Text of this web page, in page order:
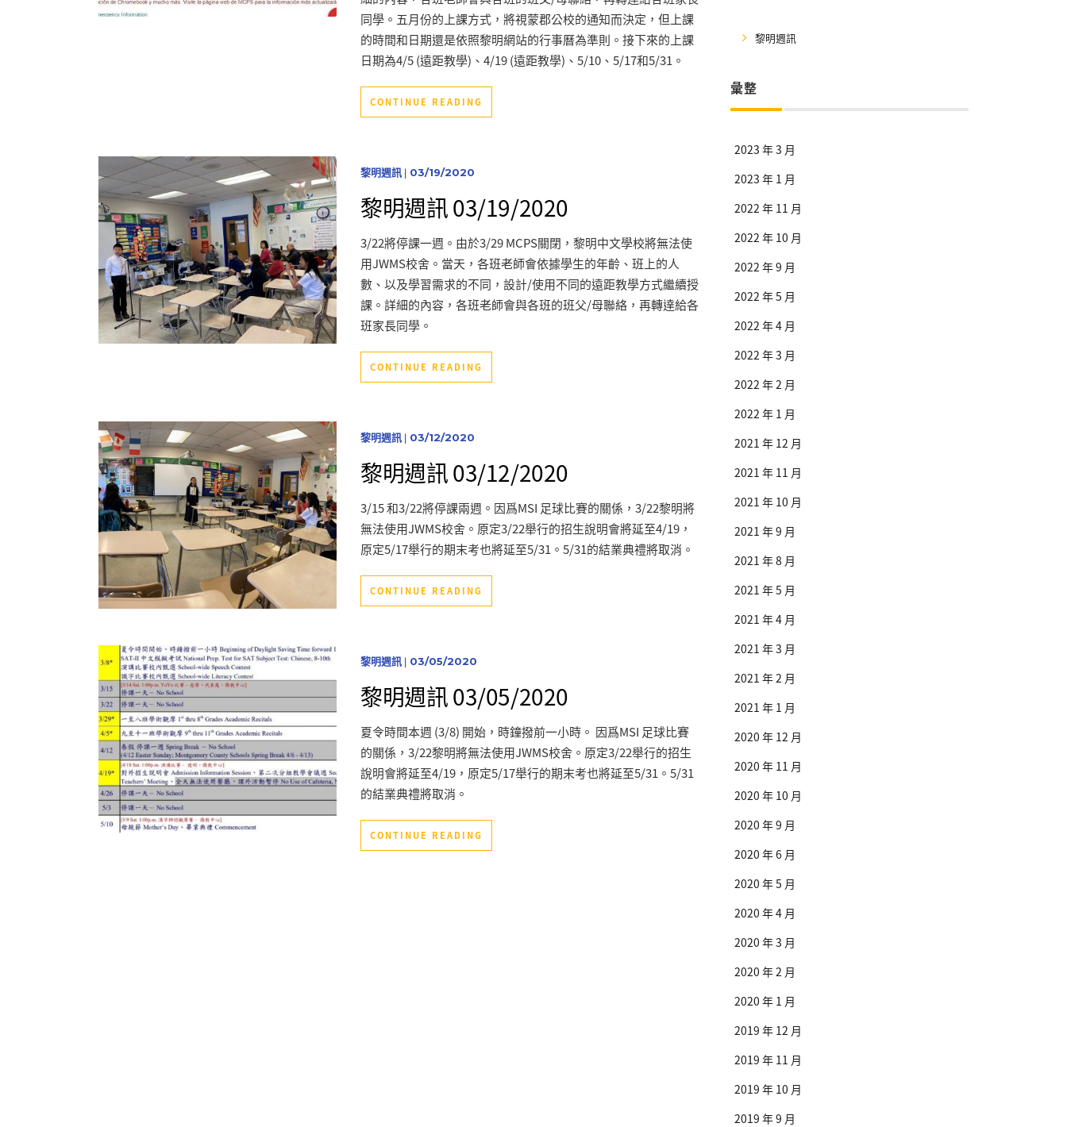
同學。五月份的上課方式，將視蒙郡公校的通知而決定，但上課
的時間和日期還是依照黎明網站的行事曆為準則。接下來的上課
日期為4/5 (遠距教學)、4/19 (遠距教學)、5/10、5/17和5/31。
CONTINUE READING
黎明週訊 | 03/19/2020
黎明週訊 03/19/2020
3/22將停課一週。由於3/29 MCPS關閉，黎明中文學校將無法使
用JWMS校舍。當天，各班老師會依據學生的年齡、班上的人
數、以及學習需求的不同，設計/使用不同的遠距教學方式繼續授
課。詳細的內容，各班老師會與各班的班父/母聯絡，再轉達給各
班家長同學。
CONTINUE READING
黎明週訊 | 03/12/2020
黎明週訊 03/12/2020
3/15 和3/22將停課兩週。因爲MSI 足球比賽的關係，3/22黎明將
無法使用JWMS校舍。原定3/22舉行的招生說明會將延至4/19，
原定5/17舉行的期末考也將延至5/31。5/31的結業典禮將取消。
CONTINUE READING
黎明週訊 | 03/05/2020
黎明週訊 03/05/2020
夏令時間本週 (3/8) 開始，時鐘撥前一小時。 因爲MSI 足球比賽
的關係，3/22黎明將無法使用JWMS校舍。原定3/22舉行的招生
說明會將延至4/19，原定5/17舉行的期末考也將延至5/31。5/31
的結業典禮將取消。
CONTINUE READING
黎明週訊
彙整
2023 年 3 月
2023 年 1 月
2022 年 11 月
2022 年 10 月
2022 年 9 月
2022 年 5 月
2022 年 4 月
2022 年 3 月
2022 年 2 月
2022 年 1 月
2021 年 12 月
2021 年 11 月
2021 年 10 月
2021 年 9 月
2021 年 8 月
2021 年 5 月
2021 年 4 月
2021 年 3 月
2021 年 2 月
2021 年 1 月
2020 年 12 月
2020 年 11 月
2020 年 10 月
2020 年 9 月
2020 年 6 月
2020 年 5 月
2020 年 4 月
2020 年 3 月
2020 年 2 月
2020 年 1 月
2019 年 12 月
2019 年 11 月
2019 年 10 月
2019 年 9 月